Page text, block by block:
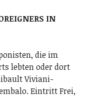
IN
die im
lebten oder dort
Viviani-
Eintritt Frei,